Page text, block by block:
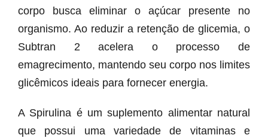
corpo busca eliminar o açúcar presente no
organismo. Ao reduzir a retenção de glicemia, o
Subtran 2 acelera o processo de
emagrecimento, mantendo seu corpo nos limites
glicêmicos ideais para fornecer energia.
A Spirulina é um suplemento alimentar natural
que possui uma variedade de vitaminas e